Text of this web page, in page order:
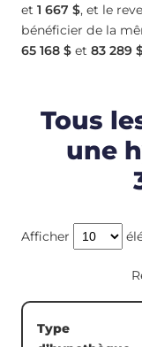
et 1 667 $, et le
bénéficier de la
65 168 $ et 83 289
Tous
une
Afficher
Type